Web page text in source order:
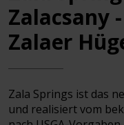
Zalacsany
Zalaer
Zala Springs ist das
und realisiert vom